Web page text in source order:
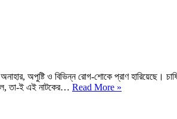
অপুষ্টি ও বিভিন্ন রোগ-শোকে প্রাণ হারিয়েছে।
তা-ই এই নাটকের… Read More »